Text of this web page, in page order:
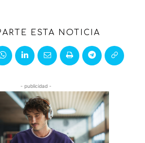
ESTA NOTICIA
- publicidad -